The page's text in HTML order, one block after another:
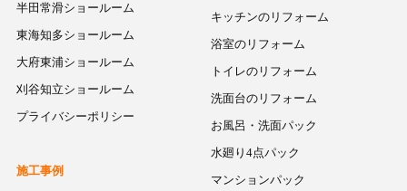
半田常滑ショールーム
東海知多ショールーム
大府東浦ショールーム
刈谷知立ショールーム
プライバシーポリシー
キッチンのリフォーム
浴室のリフォーム
トイレのリフォーム
洗面台のリフォーム
お風呂・洗面パック
水廻り4点パック
マンションパック
施工事例